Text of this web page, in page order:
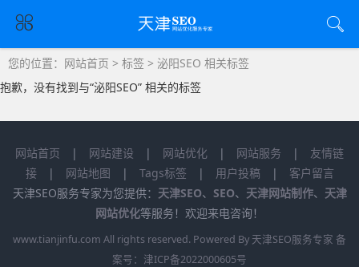
您的位置： 网站首页 > 标签 > 泌阳SEO 相关标签
抱歉，没有找到与“泌阳SEO” 相关的标签
网站首页 | 网站建设 | 网站优化 | 网站服务 | 友情链
接| 网站地图 | Tags标签 | 用户投稿| 客户留言
天津SEO服务专家为您提供： 天津SEO、 SEO、 天津网站制作、 天津
网站优化等服务！欢迎来电咨询！
www.tianjinfu.com All rights reserved. Powered By 天津SEO服务专家 备
案号： 津ICP备2022000605号